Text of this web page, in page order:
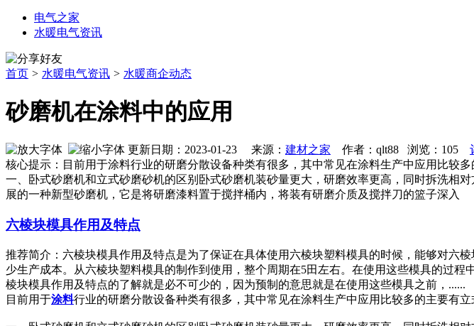
电气之家
水暖电气资讯
首页 > 水暖电气资讯 > 水暖商企动态
砂磨机在涂料中的应用
更新日期：2023-01-23 来源： 建材之家 作者：qlt88 浏览： 105
核心提示：目前用于涂料行业的研磨分散设备种类有很多，其中常见在涂料生产中应用比较
一、卧式砂磨机和立式砂磨砂机的区别卧式砂磨机装砂量更大，研磨效率更高，同时拆洗相
展的一种新型砂磨机，它是将研磨漆料置于搅拌桶内，将装有研磨介质及搅拌刀的篮子深入
六棱块模具作用及特点
推荐简介：六棱块模具作用及特点是为了保证在具体使用六棱块塑料模具的时候，能够对六
少生产成本。从六棱块塑料模具的制作到使用，整个周期在5田左右。在使用这些模具的过
棱块模具作用及特点的了解就是必不可少的，因为预制的意思就是在使用这些模具之前，......
目前用于涂料行业的研磨分散设备种类有很多，其中常见在涂料生产中应用比较多的主要有